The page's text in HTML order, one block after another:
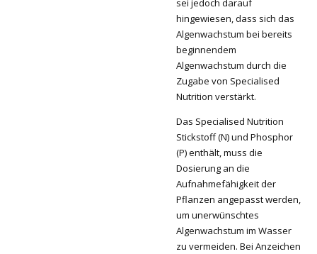
sei jedoch darauf
hingewiesen, dass sich das
Algenwachstum bei bereits
beginnendem
Algenwachstum durch die
Zugabe von Specialised
Nutrition verstärkt.
Das Specialised Nutrition
Stickstoff (N) und Phosphor
(P) enthält, muss die
Dosierung an die
Aufnahmefähigkeit der
Pflanzen angepasst werden,
um unerwünschtes
Algenwachstum im Wasser
zu vermeiden. Bei Anzeichen